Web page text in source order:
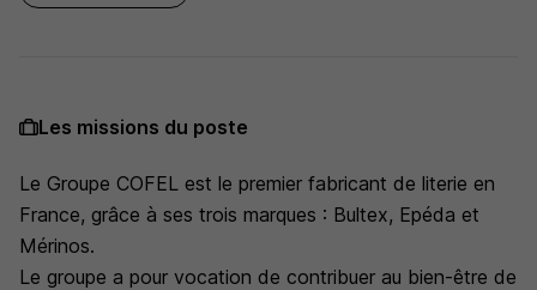
Les missions du poste
Le Groupe COFEL est le premier fabricant de literie en
France, grâce à ses trois marques : Bultex, Epéda et
Mérinos.
Le groupe a pour vocation de contribuer au bien-être de